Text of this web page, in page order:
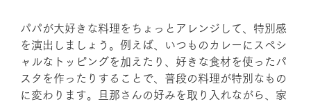
パパが大好きな料理をちょっとアレンジして、特別感
を演出しましょう。例えば、いつものカレーにスペシ
ャルなトッピングを加えたり、好きな食材を使ったパ
スタを作ったりすることで、普段の料理が特別なもの
に変わります。旦那さんの好みを取り入れながら、家